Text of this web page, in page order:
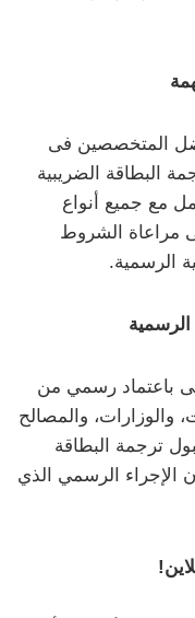
المتخصصين فى
البطاقة الضريبية
مع جميع أنواع
مراعاة الشروط
الرسمية.
الرسمية
باعتماد رسمي من
والوزارات، والمصالح
ترجمة البطاقة
الإجراء الرسمي الذي